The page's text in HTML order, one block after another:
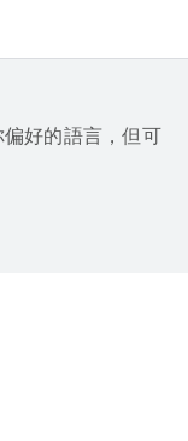
好的語言，但可